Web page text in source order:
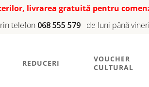
livrarea gratuită pentru
telefon 068 555 579 de luni până
REDUCERI
VOUCHER
CULTURAL